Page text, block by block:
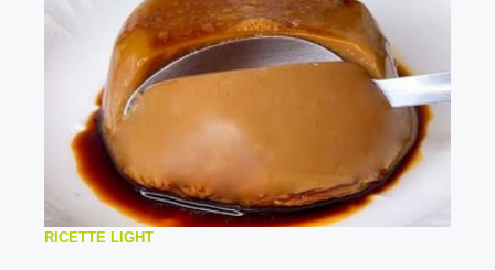
RICETTE LIGHT